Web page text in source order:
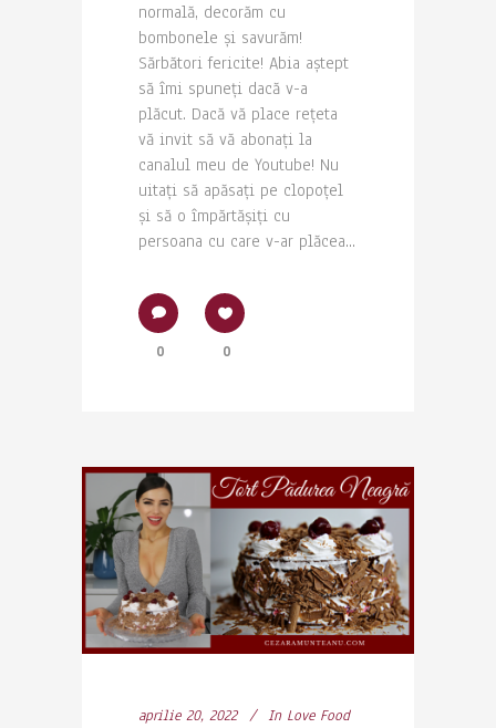
normală, decorăm cu
bombonele și savurăm!
Sărbători fericite! Abia aștept
să îmi spuneți dacă v-a
plăcut. Dacă vă place rețeta
vă invit să vă abonați la
canalul meu de Youtube! Nu
uitați să apăsați pe clopoțel
și să o împărtășiți cu
persoana cu care v-ar plăcea...
0 0
aprilie 20, 2022 In Love Food